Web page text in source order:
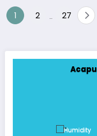
Paginación
1 2 27
-